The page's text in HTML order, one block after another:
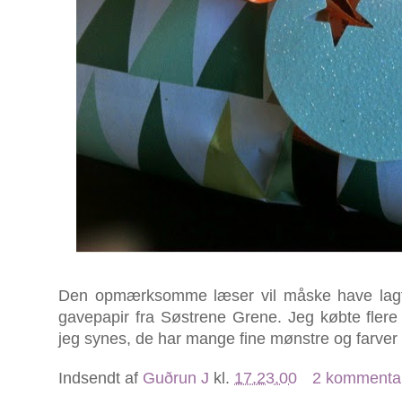
Den opmærksomme læser vil måske have
gavepapir fra Søstrene Grene. Jeg købte
jeg synes, de har mange fine mønstre og farver
Indsendt af Guðrun J kl. 17.23.00
2